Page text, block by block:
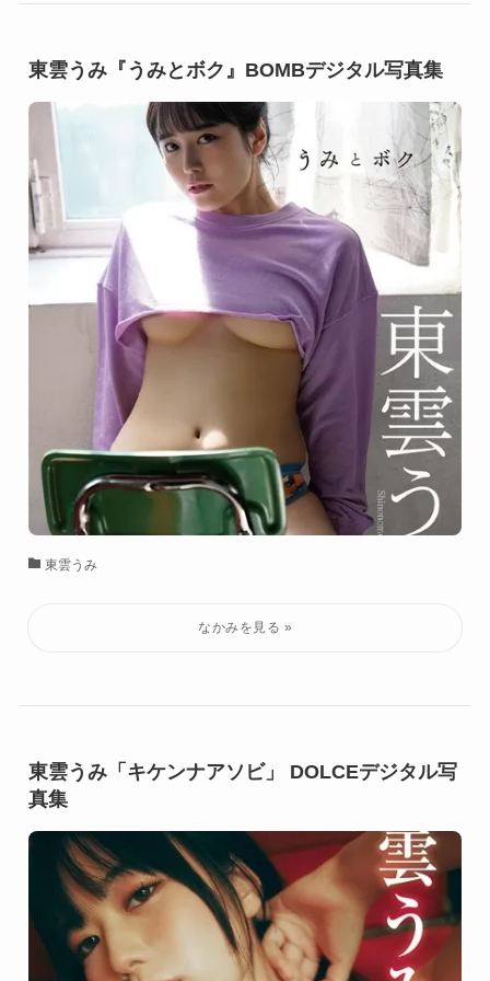
東雲うみ『うみとボク』BOMBデジタル写真集
東雲うみ
東雲うみ「キケンナアソビ」 DOLCEデジタル写
真集